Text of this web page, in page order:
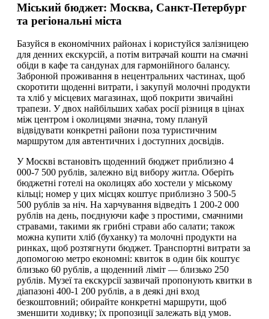
Міський бюджет: Москва, Санкт-Петербург
та регіональні міста
Базуйся в економічних районах і користуйся залізницею
для денних екскурсій, а потім витрачай кошти на смачні
обіди в кафе та сандунах для гармонійного балансу.
Забронюй проживання в нецентральних частинах, щоб
скоротити щоденні витрати, і закупуй молочні продукти
та хліб у місцевих магазинах, щоб покрити звичайні
трапези. У двох найбільших хабах росії різниця в цінах
між центром і околицями значна, тому плануй
відвідувати конкретні райони поза туристичним
маршрутом для автентичних і доступних досвідів.
У Москві встановіть щоденний бюджет приблизно 4
000-7 500 рублів, залежно від вибору житла. Оберіть
бюджетні готелі на околицях або хостели у міському
кільці; номер у цих місцях коштує приблизно 3 500-5
500 рублів за ніч. На харчування відведіть 1 200-2 000
рублів на день, поєднуючи кафе з простими, смачними
стравами, такими як грибні страви або салати; також
можна купити хліб (буханку) та молочні продукти на
ринках, щоб розтягнути бюджет. Транспортні витрати за
допомогою метро економні: квиток в один бік коштує
близько 60 рублів, а щоденний ліміт — близько 250
рублів. Музеї та екскурсії зазвичай пропонують квитки в
діапазоні 400-1 200 рублів, а в деякі дні вход
безкоштовний; обирайте конкретні маршрути, щоб
зменшити ходивку; їх пропозиції залежать від умов.